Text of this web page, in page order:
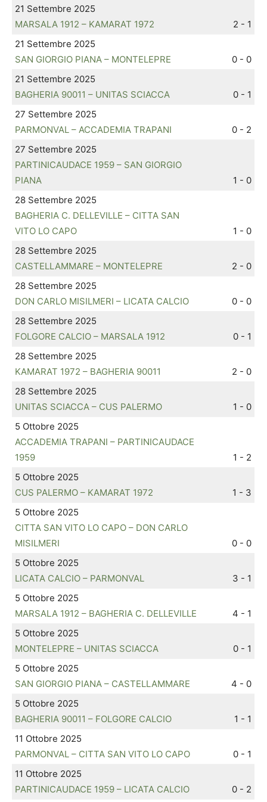
21 Settembre 2025
MARSALA 1912 – KAMARAT 1972
2 - 1
21 Settembre 2025
SAN GIORGIO PIANA – MONTELEPRE
0 - 0
21 Settembre 2025
BAGHERIA 90011 – UNITAS SCIACCA
0 - 1
27 Settembre 2025
PARMONVAL – ACCADEMIA TRAPANI
0 - 2
27 Settembre 2025
PARTINICAUDACE 1959 – SAN GIORGIO
PIANA
1 - 0
28 Settembre 2025
BAGHERIA C. DELLEVILLE – CITTA SAN
VITO LO CAPO
1 - 0
28 Settembre 2025
CASTELLAMMARE – MONTELEPRE
2 - 0
28 Settembre 2025
DON CARLO MISILMERI – LICATA CALCIO
0 - 0
28 Settembre 2025
FOLGORE CALCIO – MARSALA 1912
0 - 1
28 Settembre 2025
KAMARAT 1972 – BAGHERIA 90011
2 - 0
28 Settembre 2025
UNITAS SCIACCA – CUS PALERMO
1 - 0
5 Ottobre 2025
ACCADEMIA TRAPANI – PARTINICAUDACE
1959
1 - 2
5 Ottobre 2025
CUS PALERMO – KAMARAT 1972
1 - 3
5 Ottobre 2025
CITTA SAN VITO LO CAPO – DON CARLO
MISILMERI
0 - 0
5 Ottobre 2025
LICATA CALCIO – PARMONVAL
3 - 1
5 Ottobre 2025
MARSALA 1912 – BAGHERIA C. DELLEVILLE
4 - 1
5 Ottobre 2025
MONTELEPRE – UNITAS SCIACCA
0 - 1
5 Ottobre 2025
SAN GIORGIO PIANA – CASTELLAMMARE
4 - 0
5 Ottobre 2025
BAGHERIA 90011 – FOLGORE CALCIO
1 - 1
11 Ottobre 2025
PARMONVAL – CITTA SAN VITO LO CAPO
0 - 1
11 Ottobre 2025
PARTINICAUDACE 1959 – LICATA CALCIO
0 - 2